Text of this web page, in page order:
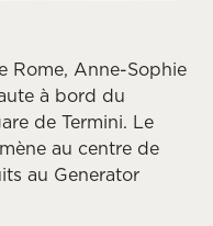
Rome, Anne-Sophie
à bord du
de Termini. Le
au centre de
au Generator